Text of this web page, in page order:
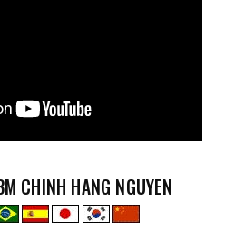
CHÍNH HÃNG NGUYÊN